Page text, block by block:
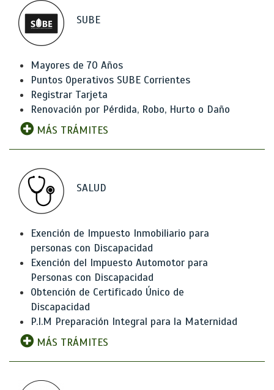
SUBE
Mayores de 70 Años
Puntos Operativos SUBE Corrientes
Registrar Tarjeta
Renovación por Pérdida, Robo, Hurto o Daño
MÁS TRÁMITES
SALUD
Exención de Impuesto Inmobiliario para
personas con Discapacidad
Exención del Impuesto Automotor para
Personas con Discapacidad
Obtención de Certificado Único de
Discapacidad
P.I.M Preparación Integral para la Maternidad
MÁS TRÁMITES